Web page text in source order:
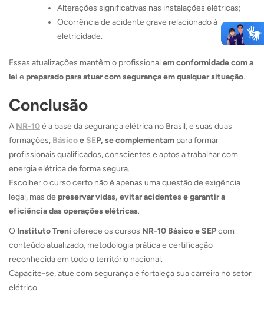
Alterações significativas nas instalações elétricas;
Ocorrência de acidente grave relacionado à
eletricidade.
Essas atualizações mantêm o profissional em conformidade com a
lei e preparado para atuar com segurança em qualquer situação.
Conclusão
A NR-10é a base da segurança elétrica no Brasil, e suas duas
formações, Básicoe SEP, se complementam para formar
profissionais qualificados, conscientes e aptos a trabalhar com
energia elétrica de forma segura.
Escolher o curso certo não é apenas uma questão de exigência
legal, mas de preservar vidas, evitar acidentes e garantir a
eficiência das operações elétricas.
O Instituto Treni oferece os cursos NR-10 Básico e SEPcom
conteúdo atualizado, metodologia prática e certificação
reconhecida em todo o território nacional.
Capacite-se, atue com segurança e fortaleça sua carreira no setor
elétrico.